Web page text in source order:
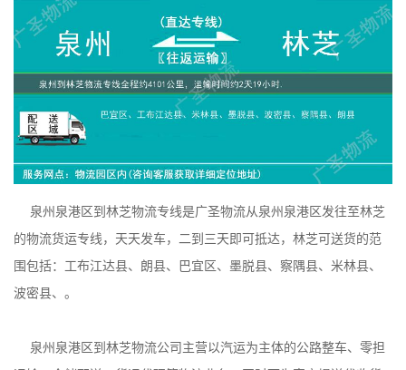
泉州泉港区到林芝物流专线是广圣物流从泉州泉港区发往至林芝
的物流货运专线，天天发车，二到三天即可抵达，林芝可送货的范
围包括：工布江达县、朗县、巴宜区、墨脱县、察隅县、米林县、
波密县、。
泉州泉港区到林芝物流公司主营以汽运为主体的公路整车、零担